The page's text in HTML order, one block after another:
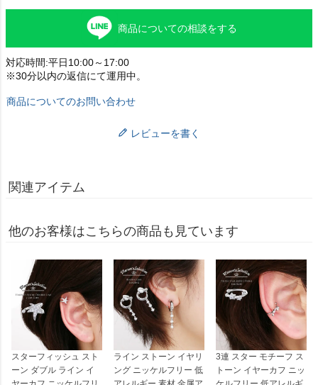
商品についての相談をする
対応時間:平日10:00～17:00
※30分以内の返信にて運用中。
商品についてのお問い合わせ
レビューを書く
関連アイテム
他のお客様はこちらの商品も見ています
スターフィッシュ スト
ーン ダブル ライン イ
ライン ストーン イヤリ
ング ニッケルフリー 低
3連 スター モチーフ ス
トーン イヤーカフ ニッ